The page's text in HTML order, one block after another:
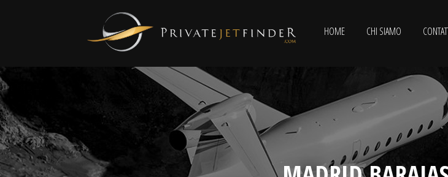
HOME CHI SIAMO